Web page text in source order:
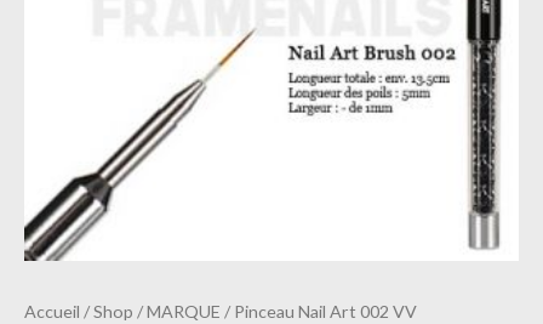
Accueil /Shop /MARQUE / Pinceau Nail Art 002 VV